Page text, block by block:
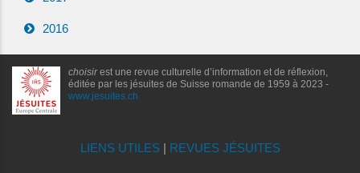
2016
choisirest une revue culturelle d’information et de réflexion,
éditée par les jésuites de Suisse romande de 1959 à 2023 -
www.jesuites.ch
LIENS UTILES| REVUES JÉSUITES